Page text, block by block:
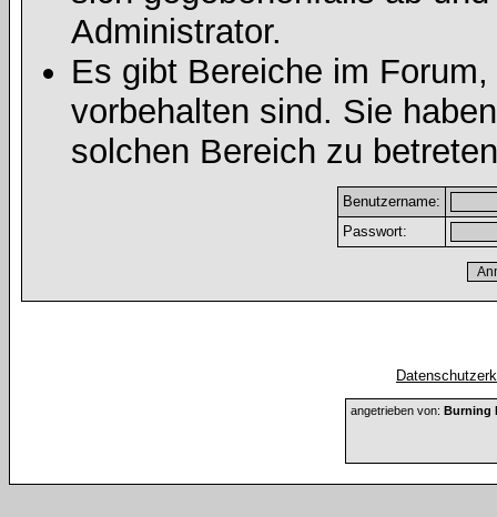
Administrator.
Es gibt Bereiche im
vorbehalten sind. Sie
solchen Bereich zu
Benutzername:
Passwort:
angetrieben von: Burning